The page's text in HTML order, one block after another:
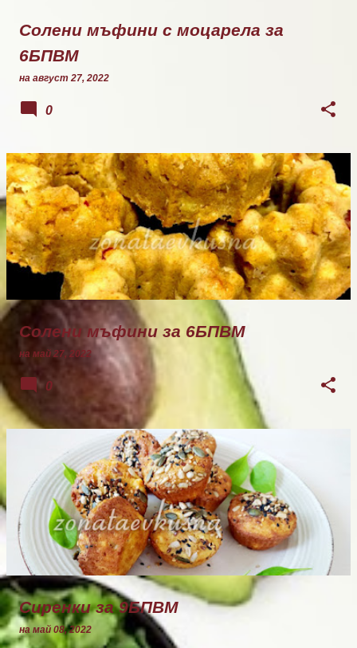
Солени мъфини с моцарела за
6БПВМ
на август 27, 2022
0
Солени мъфини за 6БПВМ
на май 27, 2022
0
Сиренки за 9БПВМ
на май 08, 2022